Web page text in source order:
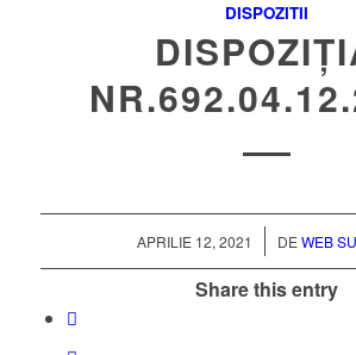
DISPOZITII
APRILIE 12, 2021
/ DEWEB
Share this entry